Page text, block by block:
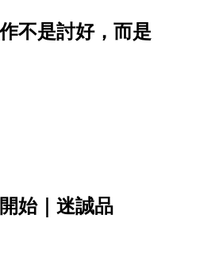
不是討好，而是
始｜迷誠品